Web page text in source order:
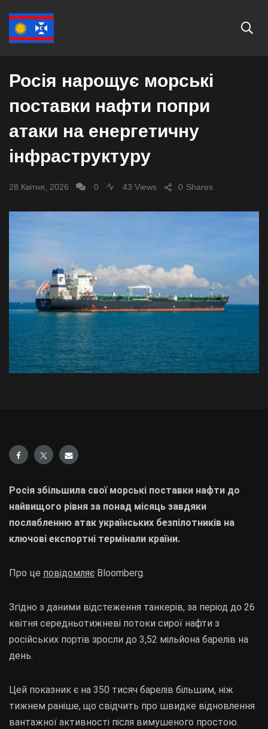
СВІТ
Росія нарощує морські
поставки нафти попри
атаки на енергетичну
інфраструктуру
28 Квітня, 2026 0 43 Views Shares
0
Росія збільшила свої морські поставки нафти до
найвищого рівня за понад місяць завдяки
послабленню атак українських безпілотників на
ключові експортні термінали країни.
Про це повідомляє Bloomberg.
Згідно з даними відстеження танкерів, за період до 26
квітня середньотижневі потоки сирої нафти з
російських портів зросли до 3,52 мільйона барелів на
день.
Цей показник є на 350 тисяч барелів більшим, ніж
тижнем раніше, що свідчить про швидке відновлення
вантажної активності після вимушеного простою.